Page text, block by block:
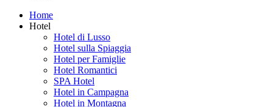
Home
Hotel
Hotel di Lusso
Hotel sulla Spiaggia
Hotel per Famiglie
Hotel Romantici
SPA Hotel
Hotel in Campagna
Hotel in Montagna